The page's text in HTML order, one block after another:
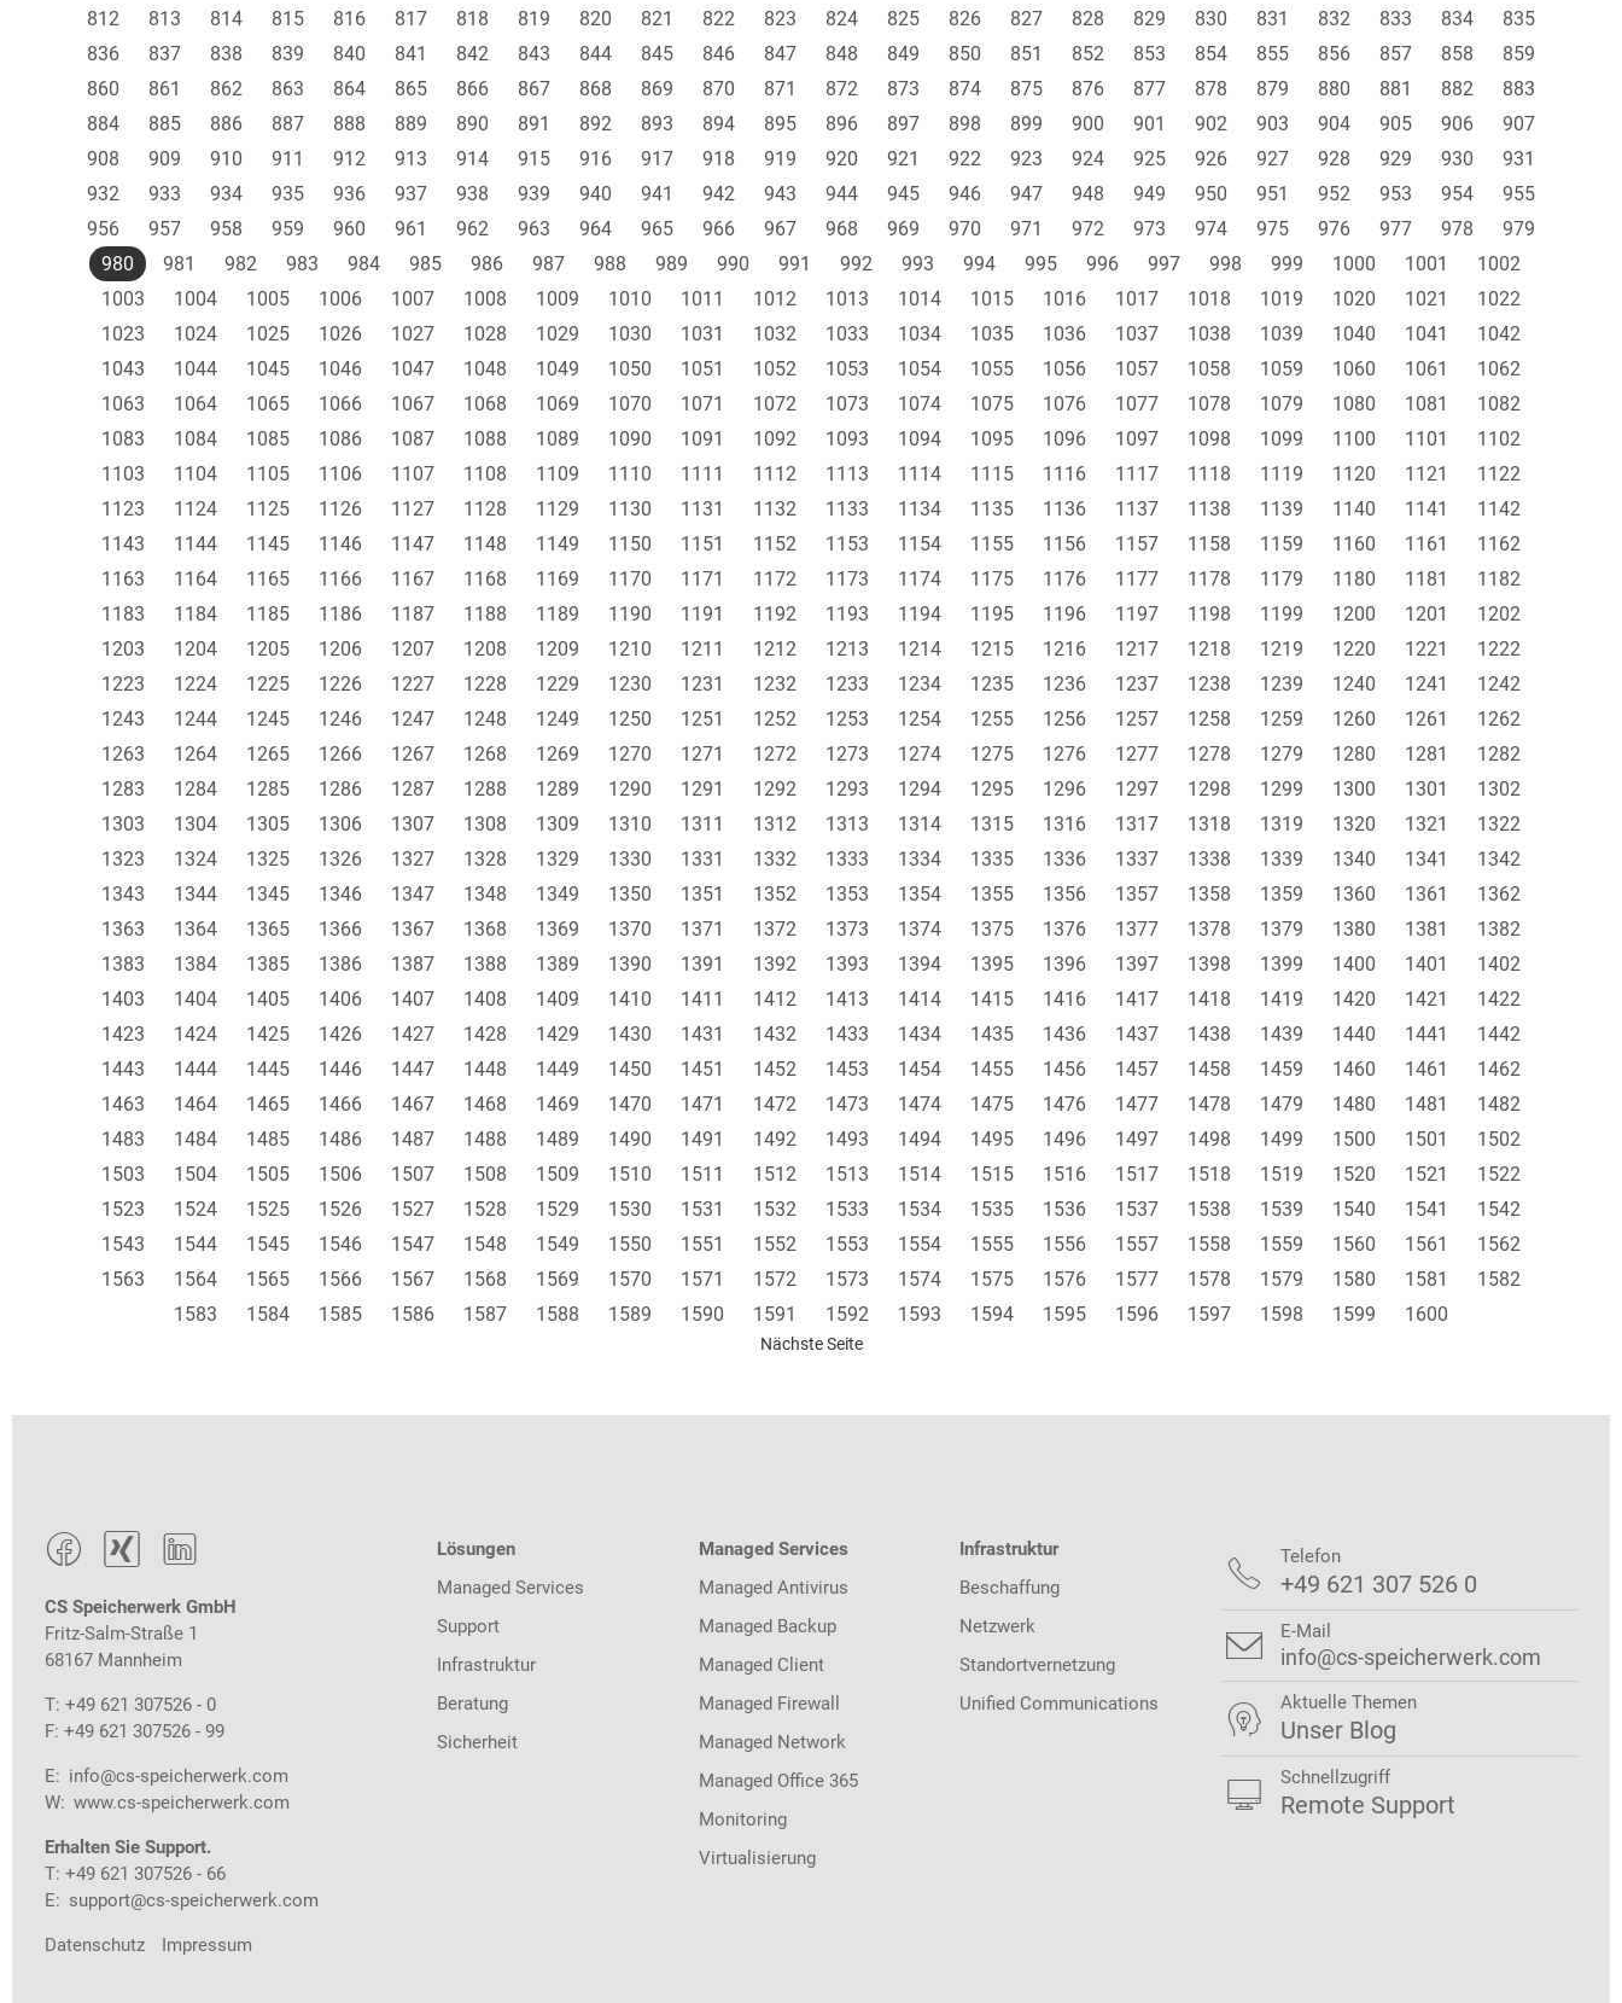
812
813 814 815 816 817 818 819 820 821 822 823 824 825 826 827 828 829 830 831 832 833 834
835
836
837 838 839 840 841 842 843 844 845 846 847 848 849 850 851 852 853 854 855 856 857 858
859
860
861 862 863 864 865 866 867 868 869 870 871 872 873 874 875 876 877 878 879 880 881 882
883
884
885 886 887 888 889 890 891 892 893 894 895 896 897 898 899 900 901 902 903 904 905 906
907
908
909 910 911 912 913 914 915 916 917 918 919 920 921 922 923 924 925 926 927 928 929 930
931
932
933 934 935 936 937 938 939 940 941 942 943 944 945 946 947 948 949 950 951 952 953 954
955
956
957 958 959 960 961 962 963 964 965 966 967 968 969 970 971 972 973 974 975 976 977 978
979
980
981 982 983 984 985 986 987 988 989 990 991 992 993 994 995 996 997 998 999 1000 1001
1002
1003
1004 1005 1006 1007 1008 1009 1010 1011 1012 1013 1014 1015 1016 1017 1018 1019 1020 1021
1022
1023
1024 1025 1026 1027 1028 1029 1030 1031 1032 1033 1034 1035 1036 1037 1038 1039 1040 1041
1042
1043
1044 1045 1046 1047 1048 1049 1050 1051 1052 1053 1054 1055 1056 1057 1058 1059 1060 1061
1062
1063
1064 1065 1066 1067 1068 1069 1070 1071 1072 1073 1074 1075 1076 1077 1078 1079 1080 1081
1082
1083
1084 1085 1086 1087 1088 1089 1090 1091 1092 1093 1094 1095 1096 1097 1098 1099 1100 1101
1102
1103
1104 1105 1106 1107 1108 1109 1110 1111 1112 1113 1114 1115 1116 1117 1118 1119 1120 1121
1122
1123
1124 1125 1126 1127 1128 1129 1130 1131 1132 1133 1134 1135 1136 1137 1138 1139 1140 1141
1142
1143
1144 1145 1146 1147 1148 1149 1150 1151 1152 1153 1154 1155 1156 1157 1158 1159 1160 1161
1162
1163
1164 1165 1166 1167 1168 1169 1170 1171 1172 1173 1174 1175 1176 1177 1178 1179 1180 1181
1182
1183
1184 1185 1186 1187 1188 1189 1190 1191 1192 1193 1194 1195 1196 1197 1198 1199 1200 1201
1202
1203
1204 1205 1206 1207 1208 1209 1210 1211 1212 1213 1214 1215 1216 1217 1218 1219 1220 1221
1222
1223
1224 1225 1226 1227 1228 1229 1230 1231 1232 1233 1234 1235 1236 1237 1238 1239 1240 1241
1242
1243
1244 1245 1246 1247 1248 1249 1250 1251 1252 1253 1254 1255 1256 1257 1258 1259 1260 1261
1262
1263
1264 1265 1266 1267 1268 1269 1270 1271 1272 1273 1274 1275 1276 1277 1278 1279 1280 1281
1282
1283
1284 1285 1286 1287 1288 1289 1290 1291 1292 1293 1294 1295 1296 1297 1298 1299 1300 1301
1302
1303
1304 1305 1306 1307 1308 1309 1310 1311 1312 1313 1314 1315 1316 1317 1318 1319 1320 1321
1322
1323
1324 1325 1326 1327 1328 1329 1330 1331 1332 1333 1334 1335 1336 1337 1338 1339 1340 1341
1342
1343
1344 1345 1346 1347 1348 1349 1350 1351 1352 1353 1354 1355 1356 1357 1358 1359 1360 1361
1362
1363
1364 1365 1366 1367 1368 1369 1370 1371 1372 1373 1374 1375 1376 1377 1378 1379 1380 1381
1382
1383
1384 1385 1386 1387 1388 1389 1390 1391 1392 1393 1394 1395 1396 1397 1398 1399 1400 1401
1402
1403
1404 1405 1406 1407 1408 1409 1410 1411 1412 1413 1414 1415 1416 1417 1418 1419 1420 1421
1422
1423
1424 1425 1426 1427 1428 1429 1430 1431 1432 1433 1434 1435 1436 1437 1438 1439 1440 1441
1442
1443
1444 1445 1446 1447 1448 1449 1450 1451 1452 1453 1454 1455 1456 1457 1458 1459 1460 1461
1462
1463
1464 1465 1466 1467 1468 1469 1470 1471 1472 1473 1474 1475 1476 1477 1478 1479 1480 1481
1482
1483
1484 1485 1486 1487 1488 1489 1490 1491 1492 1493 1494 1495 1496 1497 1498 1499 1500 1501
1502
1503
1504 1505 1506 1507 1508 1509 1510 1511 1512 1513 1514 1515 1516 1517 1518 1519 1520 1521
1522
1523
1524 1525 1526 1527 1528 1529 1530 1531 1532 1533 1534 1535 1536 1537 1538 1539 1540 1541
1542
1543
1544 1545 1546 1547 1548 1549 1550 1551 1552 1553 1554 1555 1556 1557 1558 1559 1560 1561
1562
1563
1564 1565 1566 1567 1568 1569 1570 1571 1572 1573 1574 1575 1576 1577 1578 1579 1580 1581
1582
1583
1584 1585 1586 1587 1588 1589 1590 1591 1592 1593 1594 1595 1596 1597 1598 1599 1600
Nächste Seite
  
CS Speicherwerk GmbH
Fritz-Salm-Straße 1
68167 Mannheim
T: +49 621 307526 - 0
F: +49 621 307526 - 99
E: info@cs-speicherwerk.com
W: www.cs-speicherwerk.com
Erhalten Sie Support.
T: +49 621 307526 - 66
E: support@cs-speicherwerk.com
Datenschutz Impressum
Lösungen
Managed Services
Support
Infrastruktur
Beratung
Sicherheit
Managed Services
Managed Antivirus
Managed Backup
Managed Client
Managed Firewall
Managed Network
Managed Office 365
Monitoring
Virtualisierung
Infrastruktur
Beschaffung
Netzwerk
Standortvernetzung
Unified Communications
 Telefon
+49 621 307 526 0
 E-Mail
info@cs-speicherwerk.com
 Aktuelle Themen
Unser Blog
 Schnellzugriff
Remote Support